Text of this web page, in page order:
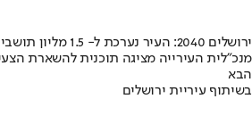
ירושלים 2040: העיר נערכת ל- 1.5 מליון תושבים
מנכ"לית העירייה מציגה תוכנית להשארת
הבא
בשיתוף עיריית ירושלים